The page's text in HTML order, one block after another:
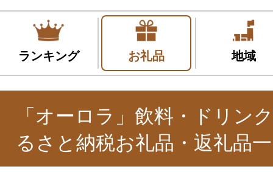
ランキング お礼品 地域
「オーロラ」飲料・ドリン
るさと納税お礼品・返礼品